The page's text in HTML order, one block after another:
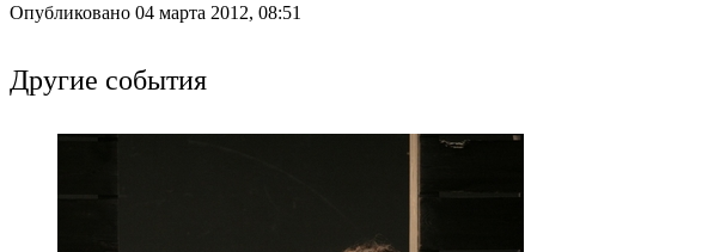
Опубликовано 04 марта 2012, 08:51
Другие события